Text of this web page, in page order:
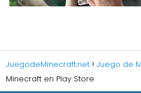
JuegodeMinecraft.net Juego de
Minecraft en Play Store